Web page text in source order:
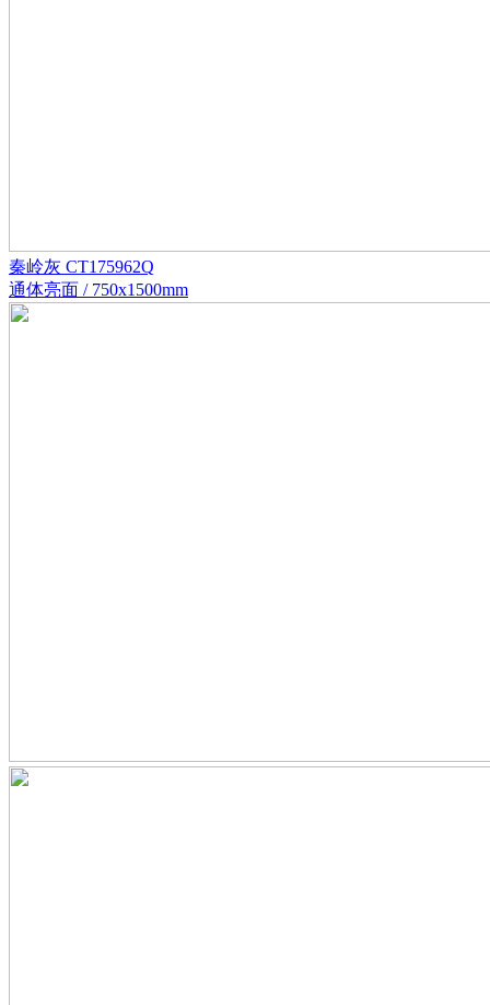
秦岭灰 CT175962Q
通体亮面 / 750x1500mm